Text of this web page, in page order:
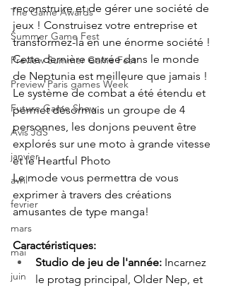
The Game Awards
Summer Game Fest
Preview Summer Game Fest
Preview Paris games Week
Future Game Show
Avis JdS
janvier
avril
fevrier
mars
mai
juin
reconstruire et de gérer une société de
jeux ! Construisez votre entreprise et
transformez-la en une énorme société !
Cette dernière entrée dans le monde
de Neptunia est meilleure que jamais !
Le système de combat a été étendu et
permet désormais un groupe de 4
personnes, les donjons peuvent être
explorés sur une moto à grande vitesse
et le Heartful Photo
Le mode vous permettra de vous
exprimer à travers des créations
amusantes de type manga!
Caractéristiques:
Studio de jeu de l'année: Incarnez
le protag principal, Older Nep, et